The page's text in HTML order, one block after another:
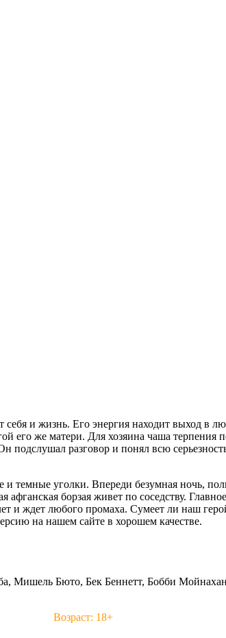
и жизнь. Его энергия находит выход в
его же матери. Для хозяина чаша терпения
разговор и понял всю
уголки. Впереди безумная ночь,
борзая живет по соседству.
и ждет любого промаха. Сумеет ли наш
на нашем сайте в хорошем качестве.
Мишель Бюто, Бек Беннетт, Бобби
Возраст: 18+